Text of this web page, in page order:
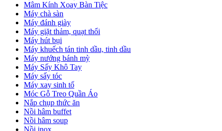
Mâm Kính Xoay Bàn Tiệc
Máy chà sàn
Máy đánh giày
Máy giặt thảm, quạt thổi
Máy hút bụi
Máy khuếch tán tinh dầu, tinh dầu
Máy nướng bánh mỳ
Máy Sấy Khô Tay
Máy sấy tóc
Máy xay sinh tố
Móc Gỗ Treo Quần Áo
Nắp chụp thức ăn
Nồi hâm buffet
Nồi hâm soup
Nồi inox